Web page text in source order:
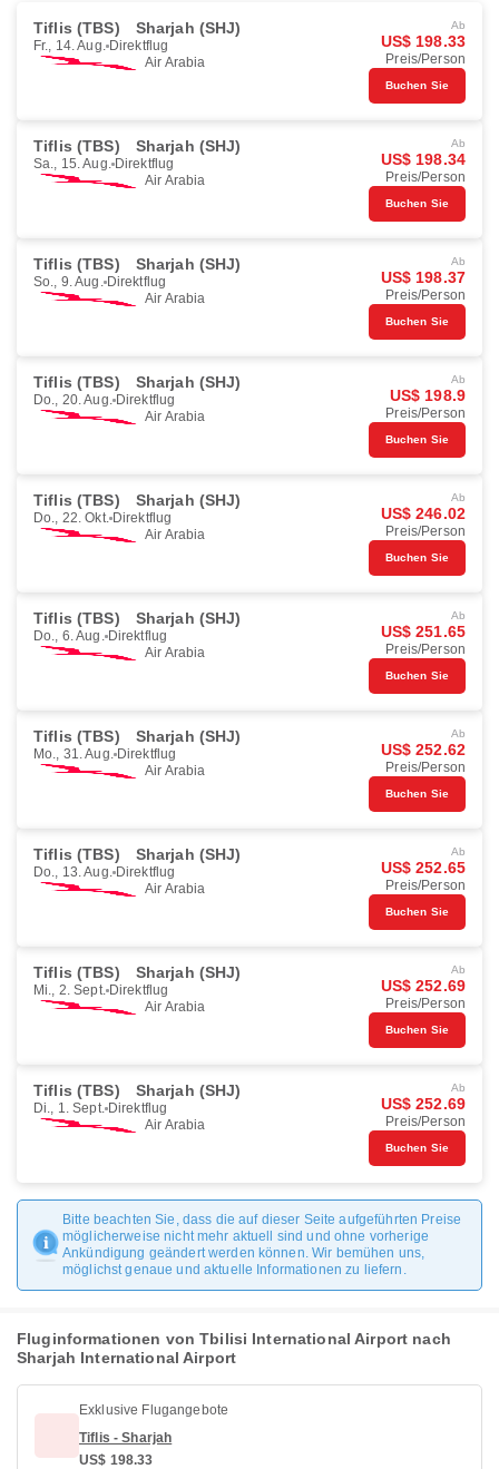
Tiflis (TBS) Sharjah (SHJ)
Fr., 14. Aug. Direktflug
Air Arabia
Ab
US$ 198.33
Preis/Person
Buchen Sie
Tiflis (TBS) Sharjah (SHJ)
Sa., 15. Aug. Direktflug
Air Arabia
Ab
US$ 198.34
Preis/Person
Buchen Sie
Tiflis (TBS) Sharjah (SHJ)
So., 9. Aug. Direktflug
Air Arabia
Ab
US$ 198.37
Preis/Person
Buchen Sie
Tiflis (TBS) Sharjah (SHJ)
Do., 20. Aug. Direktflug
Air Arabia
Ab
US$ 198.9
Preis/Person
Buchen Sie
Tiflis (TBS) Sharjah (SHJ)
Do., 22. Okt. Direktflug
Air Arabia
Ab
US$ 246.02
Preis/Person
Buchen Sie
Tiflis (TBS) Sharjah (SHJ)
Do., 6. Aug. Direktflug
Air Arabia
Ab
US$ 251.65
Preis/Person
Buchen Sie
Tiflis (TBS) Sharjah (SHJ)
Mo., 31. Aug. Direktflug
Air Arabia
Ab
US$ 252.62
Preis/Person
Buchen Sie
Tiflis (TBS) Sharjah (SHJ)
Do., 13. Aug. Direktflug
Air Arabia
Ab
US$ 252.65
Preis/Person
Buchen Sie
Tiflis (TBS) Sharjah (SHJ)
Mi., 2. Sept. Direktflug
Air Arabia
Ab
US$ 252.69
Preis/Person
Buchen Sie
Tiflis (TBS) Sharjah (SHJ)
Di., 1. Sept. Direktflug
Air Arabia
Ab
US$ 252.69
Preis/Person
Buchen Sie
Bitte beachten Sie, dass die auf dieser Seite aufgeführten Preise
möglicherweise nicht mehr aktuell sind und ohne vorherige
Ankündigung geändert werden können. Wir bemühen uns,
möglichst genaue und aktuelle Informationen zu liefern.
Fluginformationen von Tbilisi International Airport nach
Sharjah International Airport
Exklusive Flugangebote
Tiflis - Sharjah
US$ 198.33